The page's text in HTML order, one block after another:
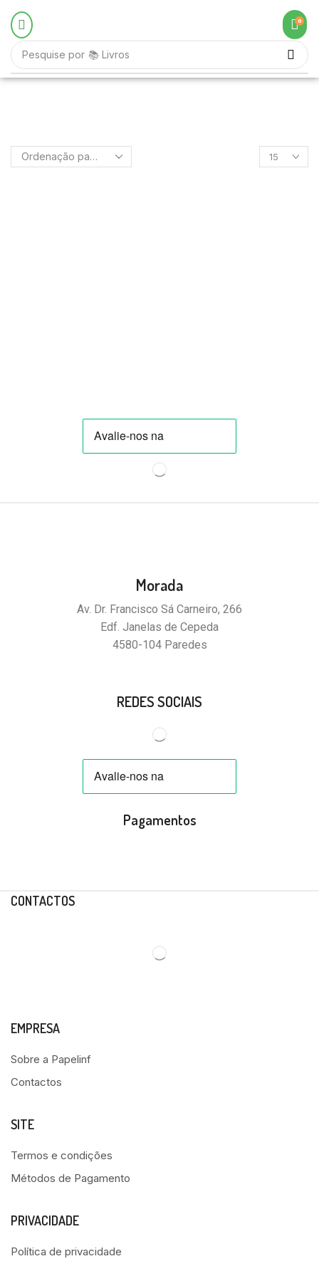
Pesquise por 📚 Livros
0
Morada
Av. Dr. Francisco Sá Carneiro, 266
Edf. Janelas de Cepeda
4580-104 Paredes
REDES SOCIAIS
Pagamentos
CONTACTOS
EMPRESA
Sobre a Papelinf
Contactos
SITE
Termos e condições
Métodos de Pagamento
PRIVACIDADE
Política de privacidade